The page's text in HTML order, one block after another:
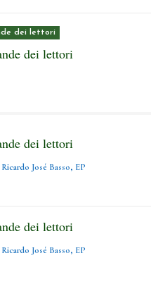
dei lettori
dei lettori
dei lettori
José Basso, EP
dei lettori
José Basso, EP